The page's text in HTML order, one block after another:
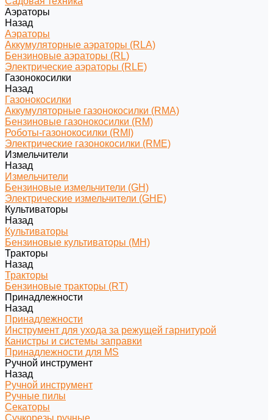
Аэраторы
Назад
Аэраторы
Аккумуляторные аэраторы (RLA)
Бензиновые аэраторы (RL)
Электрические аэраторы (RLE)
Газонокосилки
Назад
Газонокосилки
Аккумуляторные газонокосилки (RMA)
Бензиновые газонокосилки (RM)
Роботы-газонокосилки (RMI)
Электрические газонокосилки (RME)
Измельчители
Назад
Измельчители
Бензиновые измельчители (GH)
Электрические измельчители (GHE)
Культиваторы
Назад
Культиваторы
Бензиновые культиваторы (MH)
Тракторы
Назад
Тракторы
Бензиновые тракторы (RT)
Принадлежности
Назад
Принадлежности
Инструмент для ухода за режущей гарнитурой
Канистры и системы заправки
Принадлежности для MS
Ручной инструмент
Назад
Ручной инструмент
Ручные пилы
Секаторы
Сучкорезы ручные